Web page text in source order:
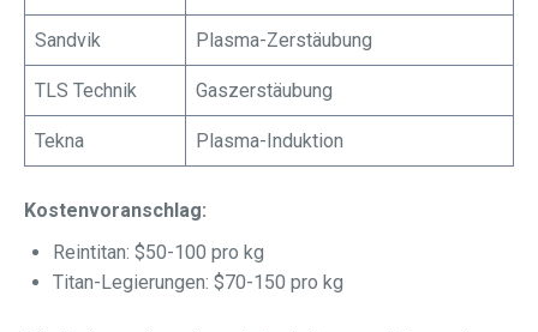
Sandvik Plasma-Zerstäubung
TLS Technik Gaszerstäubung
Tekna Plasma-Induktion
Kostenvoranschlag:
Reintitan: $50-100 pro kg
Titan-Legierungen: $70-150 pro kg